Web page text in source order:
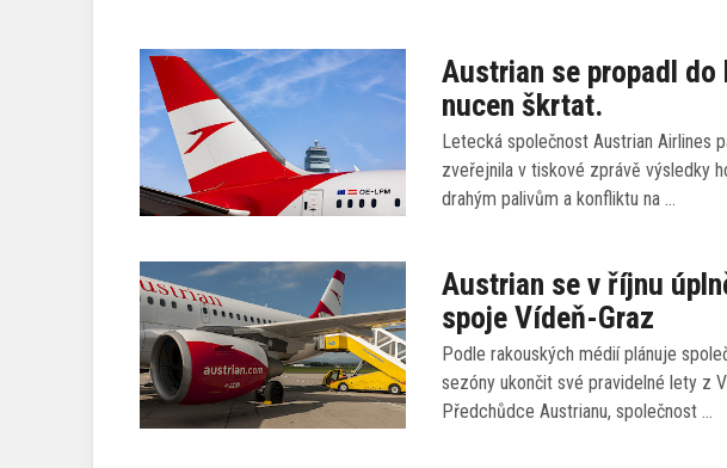
Austrian se propadl
nucen škrtat.
Letecká společnost Austrian Airlines
zveřejnila v tiskové zprávě výsledky
drahým palivům a konfliktu na …
Austrian se v říjnu
spoje Vídeň-Graz
Podle rakouských médií plánuje
sezóny ukončit své pravidelné lety z
Předchůdce Austrianu, společnost …